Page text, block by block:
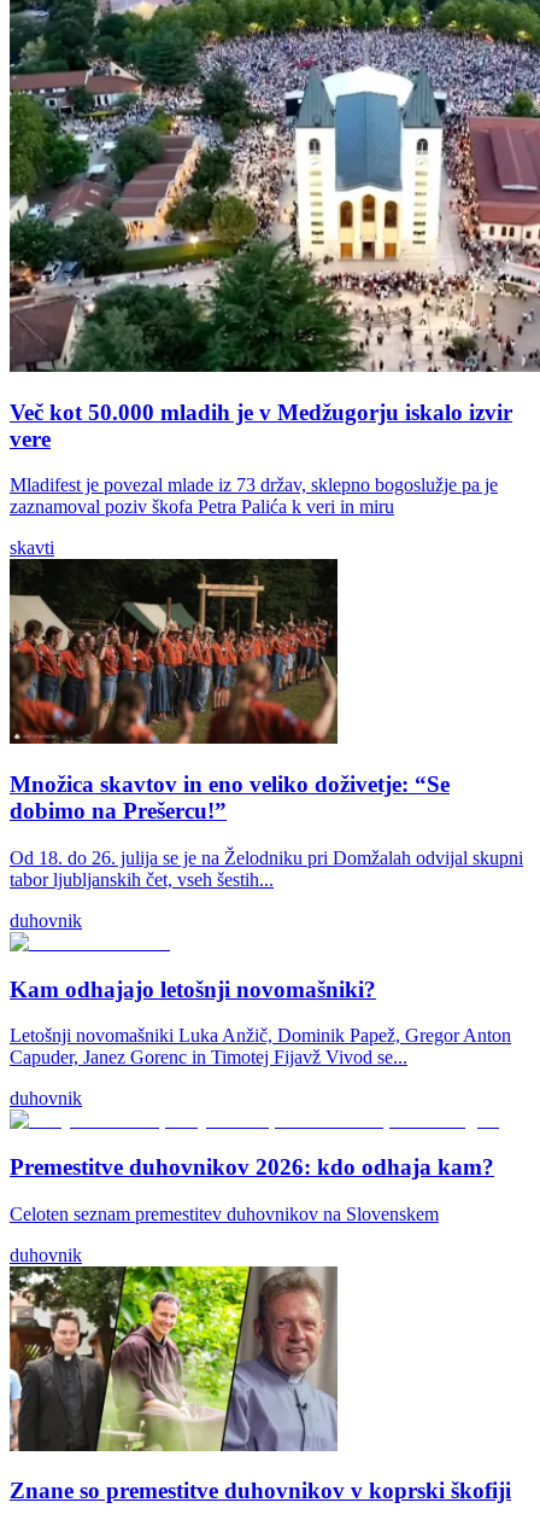
Več kot 50.000 mladih je v Medžugorju iskalo izvir
vere
Mladifest je povezal mlade iz 73 držav, sklepno bogoslužje pa je
zaznamoval poziv škofa Petra Palića k veri in miru
skavti
Množica skavtov in eno veliko doživetje: “Se
dobimo na Prešercu!”
Od 18. do 26. julija se je na Želodniku pri Domžalah odvijal skupni
tabor ljubljanskih čet, vseh šestih...
duhovnik
Kam odhajajo letošnji novomašniki?
Letošnji novomašniki Luka Anžič, Dominik Papež, Gregor Anton
Capuder, Janez Gorenc in Timotej Fijavž Vivod se...
duhovnik
Premestitve duhovnikov 2026: kdo odhaja kam?
Celoten seznam premestitev duhovnikov na Slovenskem
duhovnik
Znane so premestitve duhovnikov v koprski škofiji